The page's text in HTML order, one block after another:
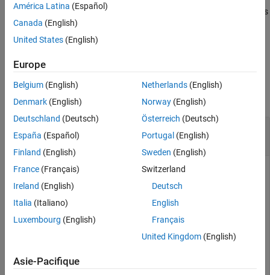
Exemples
Arguments en entrée
Capacités étendues
Voir aussi
fermeture de boucle, les bords de repère ou les bords incrémentiels
en double du graphique de pose.
Exemples
réduire tout
Supprimer les bords de fermeture de boucle du
graphique de pose
Chargez leIntel Research Lab Datasetqui contient un
graphique de pose 2D. Optimisez le graphique de pose. Tracez
le graphique de pose sans les identifiants. Les lignes rouges
indiquent les fermetures de boucles identifiées dans
load intel-2d-posegraph.mat pg
América Latina (Español)
Canada (English)
United States (English)
Europe
Belgium (English)
Denmark (English)
Deutschland (Deutsch)
España (Español)
Finland (English)
France (Français)
Ireland (English)
Italia (Italiano)
Luxembourg (English)
Netherlands(English)
Norway(English)
Österreich (Deutsch)
Portugal (English)
Sweden (English)
Switzerland
Deutsch
English
Français
United Kingdom(English)
Asie-Pacifique